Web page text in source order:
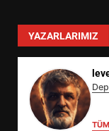
YAZARLARIMIZ